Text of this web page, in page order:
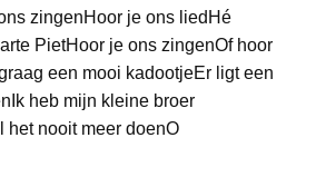
zingenHoor je ons liedHé
PietHoor je ons zingenOf hoor
een mooi kadootjeEr ligt een
heb mijn kleine broer
het nooit meer doenO